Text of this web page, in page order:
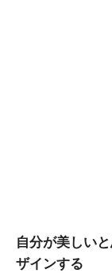
自分が美しい
ザインする